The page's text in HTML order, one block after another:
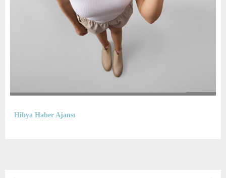
Hibya Haber Ajansı